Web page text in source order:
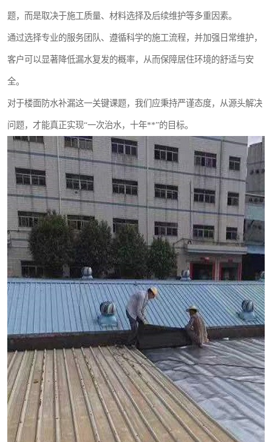
题，而是取决于施工质量、材料选择及后续维护等多重因素。
通过选择专业的服务团队、遵循科学的施工流程，并加强日常维护，
客户可以显著降低漏水复发的概率，从而保障居住环境的舒适与安
全。
对于楼面防水补漏这一关键课题，我们应秉持严谨态度，从源头解决
问题，才能真正实现“一次治水，十年**”的目标。